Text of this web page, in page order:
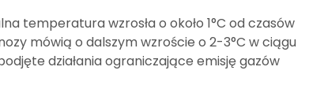
temperatura wzrosła o około 1°C od czasów
mówią o dalszym wzroście o 2-3°C w ciągu
działania ograniczające emisję gazów